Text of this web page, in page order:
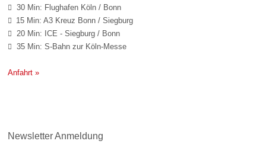
 30 Min: Flughafen Köln / Bonn
 15 Min: A3 Kreuz Bonn / Siegburg
 20 Min: ICE - Siegburg / Bonn
 35 Min: S-Bahn zur Köln-Messe
Anfahrt »
Newsletter Anmeldung